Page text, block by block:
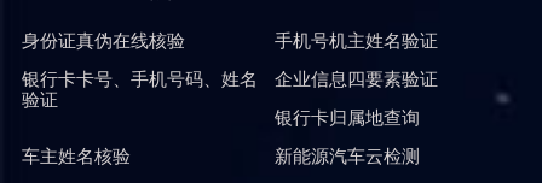
身份证真伪在线核验
手机号机主姓名验证
银行卡卡号、手机号码、姓名
验证
企业信息四要素验证
银行卡归属地查询
车主姓名核验
新能源汽车云检测